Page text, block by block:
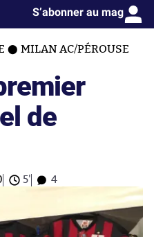
S’abonner au mag
MILAN AC/PÉROUSE
de
5' 4